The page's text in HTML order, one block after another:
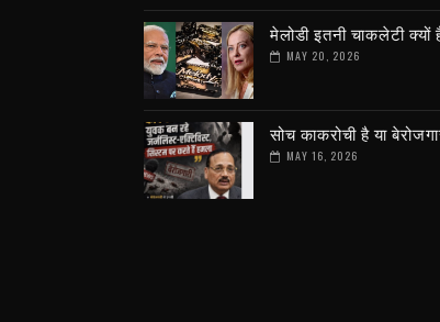
मेलोडी इतनी चाकलेटी क्यों
MAY 20, 2026
सोच काकरोची है या
MAY 16, 2026